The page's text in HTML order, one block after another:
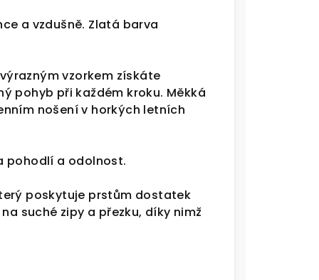
a vzdušně. Zlatá barva
vzorkem získáte
pohyb při každém kroku. Měkká
nošení v horkých letních
pohodlí a odolnost.
poskytuje prstům dostatek
suché zipy a přezku, díky nimž